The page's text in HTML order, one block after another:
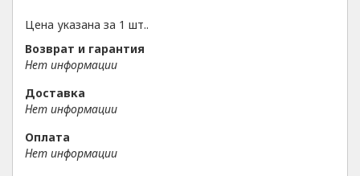
Цена указана за 1 шт..
Возврат и гарантия
Нет информации
Доставка
Нет информации
Оплата
Нет информации